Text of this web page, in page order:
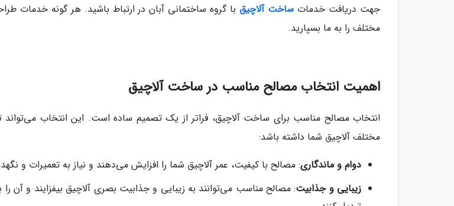
جهت دریافت خدمات ساخت آلاچیق با گروه ساختمانی آبان در ارتباط باشید. هر گونه خدمات
مختلف را به ما بسپارید.
اهمیت انتخاب مصالح مناسب در ساخت آلاچیق
انتخاب مصالح مناسب برای ساخت آلاچیق، فراتر از یک تصمیم ساده است. این انتخاب می‌تواند
مختلف آلاچیق شما داشته باشد:
دوام و ماندگاری: مصالح با کیفیت، عمر آلاچیق شما را افزایش می‌دهند و نیاز به تعمیرات و
زیبایی و جذابیت: مصالح مناسب می‌توانند به زیبایی و جذابیت بصری آلاچیق بیفزایند و آن را